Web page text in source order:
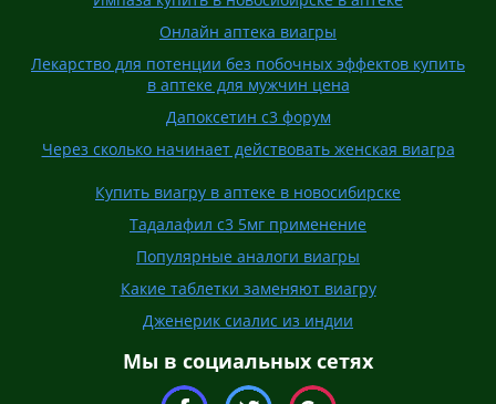
Онлайн аптека виагры
Лекарство для потенции без побочных эффектов купить
в аптеке для мужчин цена
Дапоксетин с3 форум
Через сколько начинает действовать женская виагра
Купить виагру в аптеке в новосибирске
Тадалафил с3 5мг применение
Популярные аналоги виагры
Какие таблетки заменяют виагру
Дженерик сиалис из индии
Мы в социальных сетях